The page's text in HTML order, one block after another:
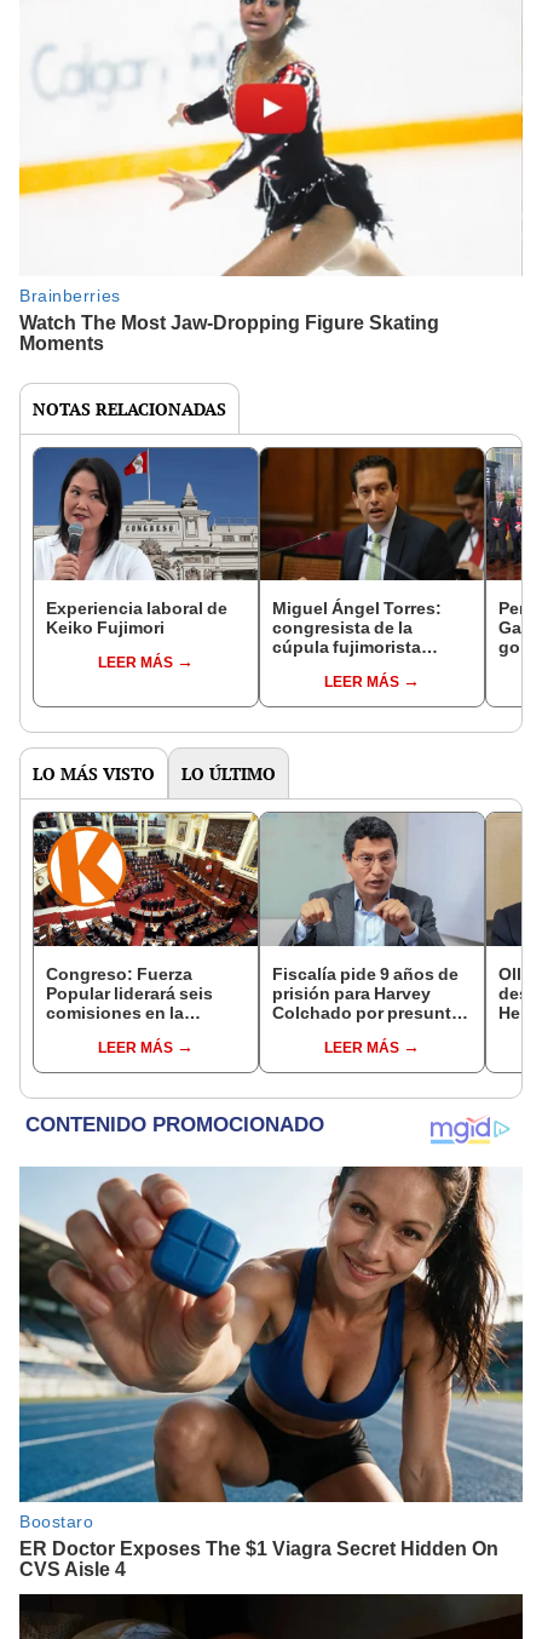
NOTAS RELACIONADAS
Experiencia laboral de
Keiko Fujimori
LEER MÁS
Miguel Ángel Torres:
congresista de la
cúpula fujimorista
del SenadoLEER MÁS
LO MÁS VISTO LO ÚLTIMO
Congreso: Fuerza
Popular liderará seis
comisiones en la
LEER MÁS
Fiscalía pide 9 años de
prisión para Harvey
Colchado por presunta
incompatible y falsedad
ideológica
LEER MÁS